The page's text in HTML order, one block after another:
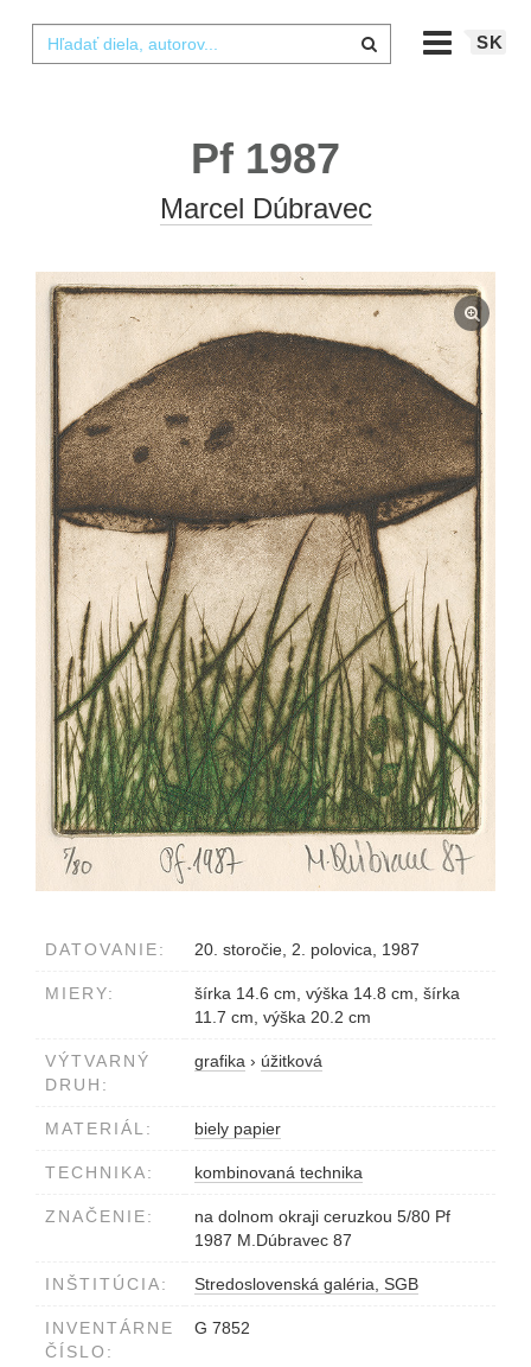
SK
Pf 1987
Marcel Dúbravec
DATOVANIE: 20. storočie, 2. polovica, 1987
MIERY:
šírka 14.6 cm, výška 14.8 cm, šírka
11.7 cm, výška 20.2 cm
VÝTVARNÝ
DRUH:
grafika › úžitková
MATERIÁL: biely papier
TECHNIKA: kombinovaná technika
ZNAČENIE:
na dolnom okraji ceruzkou 5/80 Pf
1987 M.Dúbravec 87
INŠTITÚCIA: Stredoslovenská galéria, SGB
INVENTÁRNE
ČÍSLO:
G 7852